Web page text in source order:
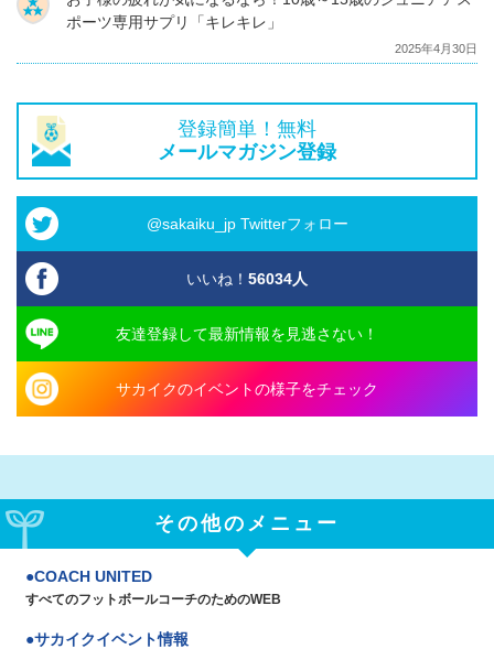
ポーツ専用サプリ「キレキレ」
2025年4月30日
登録簡単！無料
メールマガジン登録
@sakaiku_jp Twitterフォロー
いいね！ 56034人
友達登録して最新情報を見逃さない！
サカイクのイベントの様子をチェック
その他のメニュー
COACH UNITED
すべてのフットボールコーチのためのWEB
サカイクイベント情報